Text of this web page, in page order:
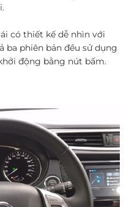
có thiết kế dễ nhìn với
ba phiên bản đều sử dụng
động bằng nút bấm.